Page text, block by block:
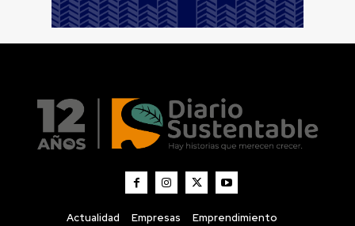
Actualidad Empresas
Emprendimiento